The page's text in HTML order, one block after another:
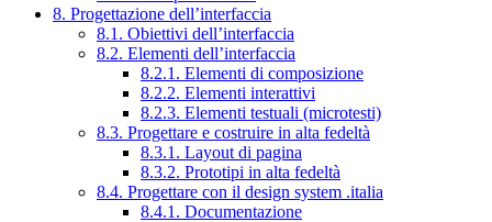
8. Progettazione dell’interfaccia
8.1. Obiettivi dell’interfaccia
8.2. Elementi dell’interfaccia
8.2.1. Elementi di composizione
8.2.2. Elementi interattivi
8.2.3. Elementi testuali (microtesti)
8.3. Progettare e costruire in alta fedeltà
8.3.1. Layout di pagina
8.3.2. Prototipi in alta fedeltà
8.4. Progettare con il design system .italia
8.4.1. Documentazione